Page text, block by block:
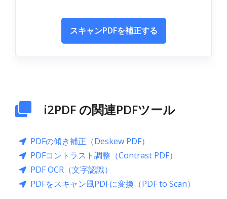
スキャンPDFを補正する
i2PDF の関連PDFツール
PDFの傾き補正（Deskew PDF）
PDFコントラスト調整（Contrast PDF）
PDF OCR（文字認識）
PDFをスキャン風PDFに変換（PDF to Scan）